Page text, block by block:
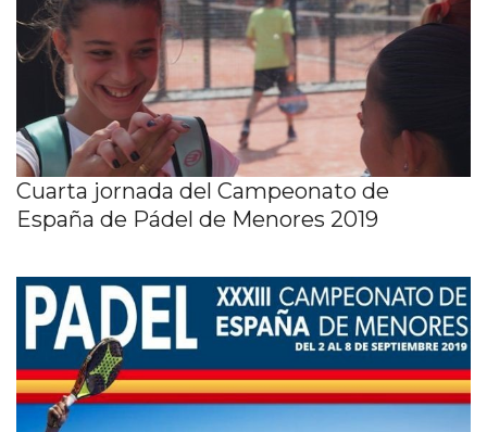
Cuarta jornada del Campeonato de
España de Pádel de Menores 2019